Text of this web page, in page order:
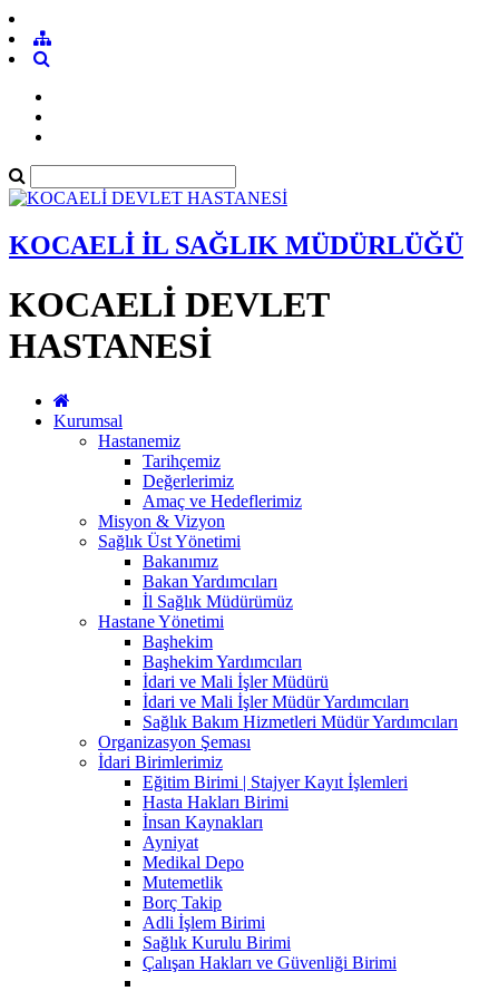
KOCAELİ İL SAĞLIK MÜDÜRLÜĞÜ
KOCAELİ DEVLET
HASTANESİ
Kurumsal
Hastanemiz
Tarihçemiz
Değerlerimiz
Amaç ve Hedeflerimiz
Misyon & Vizyon
Sağlık Üst Yönetimi
Bakanımız
Bakan Yardımcıları
İl Sağlık Müdürümüz
Hastane Yönetimi
Başhekim
Başhekim Yardımcıları
İdari ve Mali İşler Müdürü
İdari ve Mali İşler Müdür Yardımcıları
Sağlık Bakım Hizmetleri Müdür Yardımcıları
Organizasyon Şeması
İdari Birimlerimiz
Eğitim Birimi | Stajyer Kayıt İşlemleri
Hasta Hakları Birimi
İnsan Kaynakları
Ayniyat
Medikal Depo
Mutemetlik
Borç Takip
Adli İşlem Birimi
Sağlık Kurulu Birimi
Çalışan Hakları ve Güvenliği Birimi